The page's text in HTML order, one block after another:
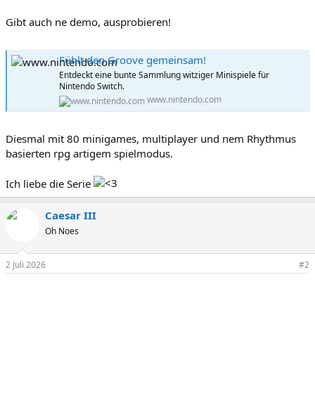
Gibt auch ne demo, ausprobieren!
Fühlt den Groove gemeinsam!
Entdeckt eine bunte Sammlung witziger Minispiele für
Nintendo Switch.
www.nintendo.com
Diesmal mit 80 minigames, multiplayer und nem Rhythmus
basierten rpg artigem spielmodus.
Ich liebe die Serie
Caesar III
Oh Noes
2 Juli 2026 #2